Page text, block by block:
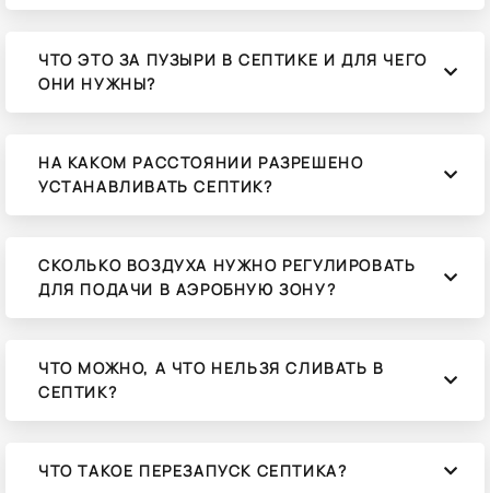
ЧТО ЭТО ЗА ПУЗЫРИ В СЕПТИКЕ И ДЛЯ ЧЕГО
ОНИ НУЖНЫ?
НА КАКОМ РАССТОЯНИИ РАЗРЕШЕНО
УСТАНАВЛИВАТЬ СЕПТИК?
СКОЛЬКО ВОЗДУХА НУЖНО РЕГУЛИРОВАТЬ
ДЛЯ ПОДАЧИ В АЭРОБНУЮ ЗОНУ?
ЧТО МОЖНО, А ЧТО НЕЛЬЗЯ СЛИВАТЬ В
СЕПТИК?
ЧТО ТАКОЕ ПЕРЕЗАПУСК СЕПТИКА?